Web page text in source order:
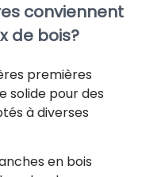
conviennent
de bois?
premières
solide pour des
à diverses
en bois